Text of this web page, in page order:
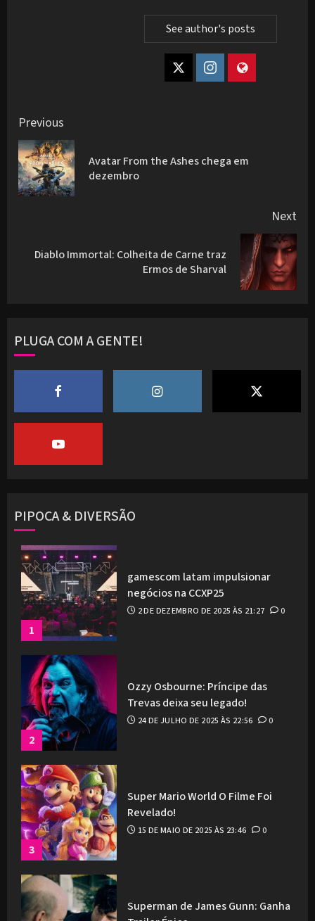
See author's posts
Post
navigation
Previous
Avatar From the Ashes chega em
dezembro
Next
NextDiablo Immortal: Colheita de Carne traz
Ermos de Sharval
PLUGA COM A GENTE!
PIPOCA & DIVERSÃO
1
gamescom latam impulsionar
negócios na CCXP25
2 DE DEZEMBRO DE 2025 ÀS 21:27 0
2
Ozzy Osbourne: Príncipe das
Trevas deixa seu legado!
24 DE JULHO DE 2025 ÀS 22:56 0
3
Super Mario World O Filme Foi
Revelado!
15 DE MAIO DE 2025 ÀS 23:46 0
Superman de James Gunn: Ganha